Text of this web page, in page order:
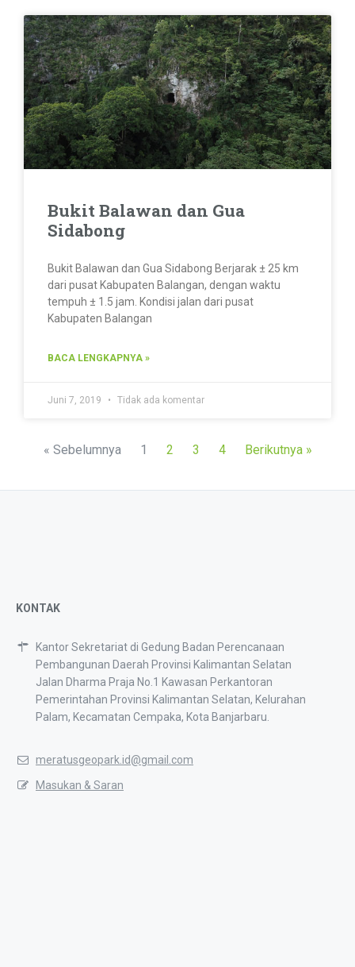
Bukit Balawan dan Gua
Sidabong
Bukit Balawan dan Gua Sidabong Berjarak ± 25 km
dari pusat Kabupaten Balangan, dengan waktu
tempuh ± 1.5 jam. Kondisi jalan dari pusat
Kabupaten Balangan
BACA LENGKAPNYA »
Juni 7, 2019 Tidak ada komentar
« Sebelumnya 1 2 3 4 Berikutnya »
KONTAK
Kantor Sekretariat di Gedung Badan Perencanaan
Pembangunan Daerah Provinsi Kalimantan Selatan
Jalan Dharma Praja No.1 Kawasan Perkantoran
Pemerintahan Provinsi Kalimantan Selatan, Kelurahan
Palam, Kecamatan Cempaka, Kota Banjarbaru.
meratusgeopark.id@gmail.com
Masukan & Saran